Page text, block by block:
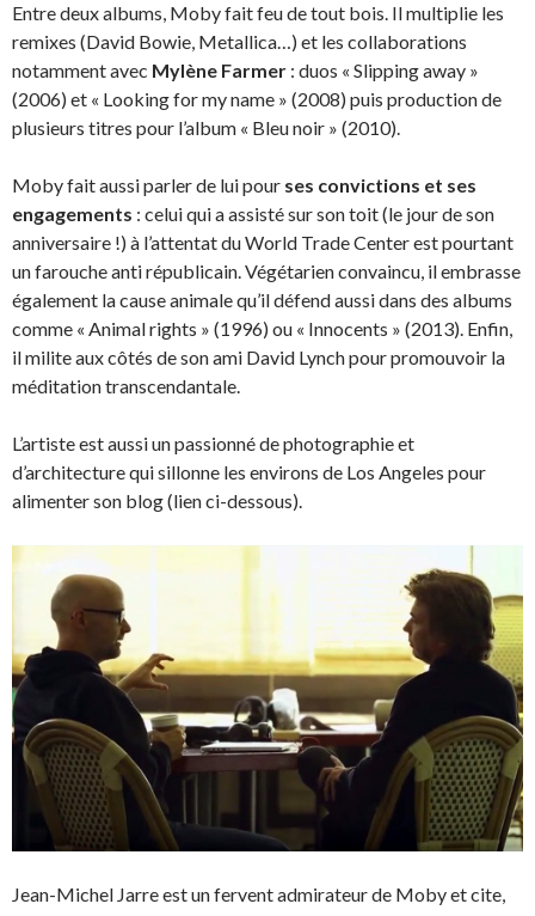
Entre deux albums, Moby fait feu de tout bois. Il multiplie les
remixes (David Bowie, Metallica…) et les collaborations
notamment avec Mylène Farmer : duos « Slipping away »
(2006) et « Looking for my name » (2008) puis production de
plusieurs titres pour l’album « Bleu noir » (2010).
Moby fait aussi parler de lui pour ses convictions et ses
engagements : celui qui a assisté sur son toit (le jour de son
anniversaire !) à l’attentat du World Trade Center est pourtant
un farouche anti républicain. Végétarien convaincu, il embrasse
également la cause animale qu’il défend aussi dans des albums
comme « Animal rights » (1996) ou « Innocents » (2013). Enfin,
il milite aux côtés de son ami David Lynch pour promouvoir la
méditation transcendantale.
L’artiste est aussi un passionné de photographie et
d’architecture qui sillonne les environs de Los Angeles pour
alimenter son blog (lien ci-dessous).
Jean-Michel Jarre est un fervent admirateur de Moby et cite,